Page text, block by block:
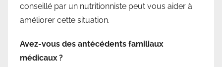
conseillé par un nutritionniste peut vous aider à
améliorer cette situation.
Avez-vous des antécédents familiaux
médicaux ?